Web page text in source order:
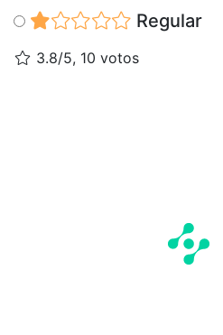
Regular
3.8/5, 10 votos